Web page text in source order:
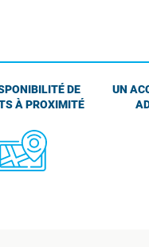
DE
À PROXIMITÉ
UN